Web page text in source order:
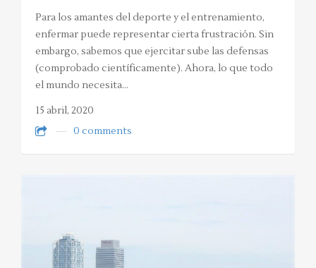
Para los amantes del deporte y el entrenamiento,
enfermar puede representar cierta frustración. Sin
embargo, sabemos que ejercitar sube las defensas
(comprobado científicamente). Ahora, lo que todo
el mundo necesita…
15 abril, 2020
0 comments